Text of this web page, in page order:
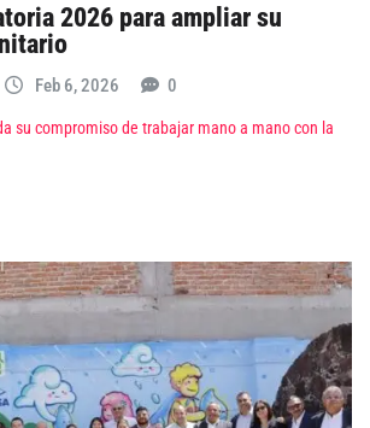
2026 para ampliar su
Feb 6, 2026 0
su compromiso de trabajar mano a mano con la